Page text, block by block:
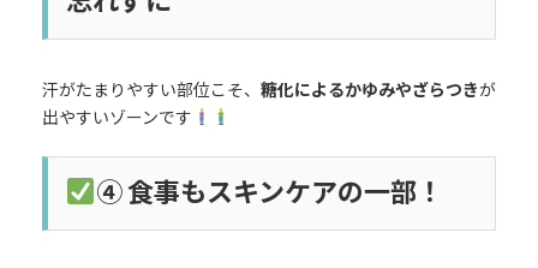
汗がたまりやすい部位こそ、 糖化によるかゆみやざらつきが
出やすいゾーンです
④ 食事もスキンケアの一部！